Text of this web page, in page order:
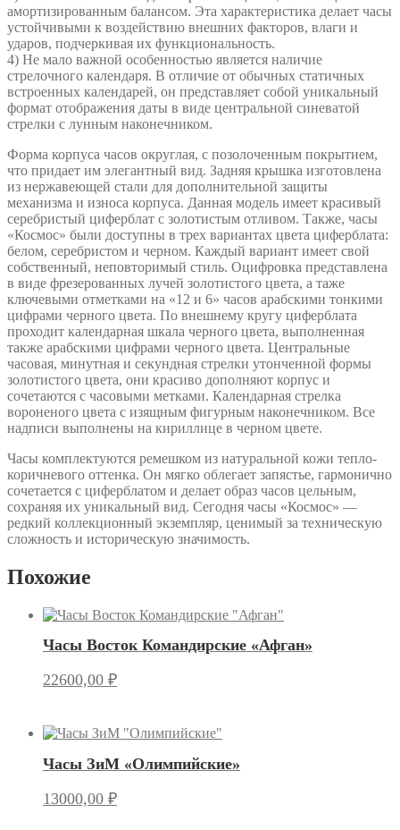
амортизированным балансом. Эта характеристика делает часы
устойчивыми к воздействию внешних факторов, влаги и
ударов, подчеркивая их функциональность.
4) Не мало важной особенностью является наличие
стрелочного календаря. В отличие от обычных статичных
встроенных календарей, он представляет собой уникальный
формат отображения даты в виде центральной синеватой
стрелки с лунным наконечником.
Форма корпуса часов округлая, с позолоченным покрытием,
что придает им элегантный вид. Задняя крышка изготовлена
из нержавеющей стали для дополнительной защиты
механизма и износа корпуса. Данная модель имеет красивый
серебристый циферблат с золотистым отливом. Также, часы
«Космос» были доступны в трех вариантах цвета циферблата:
белом, серебристом и черном. Каждый вариант имеет свой
собственный, неповторимый стиль. Оцифровка представлена
в виде фрезерованных лучей золотистого цвета, а таже
ключевыми отметками на «12 и 6» часов арабскими тонкими
цифрами черного цвета. По внешнему кругу циферблата
проходит календарная шкала черного цвета, выполненная
также арабскими цифрами черного цвета. Центральные
часовая, минутная и секундная стрелки утонченной формы
золотистого цвета, они красиво дополняют корпус и
сочетаются с часовыми метками. Календарная стрелка
вороненого цвета с изящным фигурным наконечником. Все
надписи выполнены на кириллице в черном цвете.
Часы комплектуются ремешком из натуральной кожи тепло-
коричневого оттенка. Он мягко облегает запястье, гармонично
сочетается с циферблатом и делает образ часов цельным,
сохраняя их уникальный вид. Сегодня часы «Космос» —
редкий коллекционный экземпляр, ценимый за техническую
сложность и историческую значимость.
Похожие
Часы Восток Командирские «Афган»
22600,00 ₽
Часы ЗиМ «Олимпийские»
13000,00 ₽